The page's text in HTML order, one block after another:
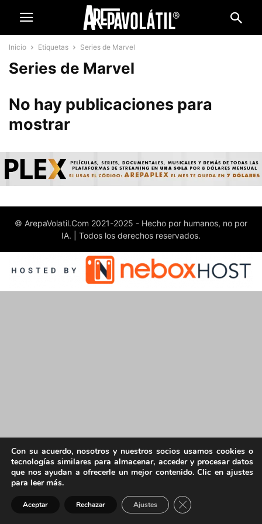
Inicio Etiquetas Series de Marvel
Series de Marvel
No hay publicaciones para
mostrar
© ArepaVolatil.Com 2021-2025 - Hecho por humanos, no por
IA. | Todos los derechos reservados.
Con su acuerdo, nosotros y nuestros socios usamos cookies o
tecnologías similares para almacenar, acceder y procesar datos
que nos ayudan a ofrecerle un mejor contenido. Clic en ajustes
para leer más.
Aceptar Rechazar Ajustes Cerrar el banner de